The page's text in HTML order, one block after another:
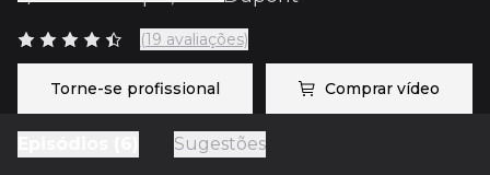
(19 avaliações)
Torne-se profissional Comprar vídeo
Sugestões